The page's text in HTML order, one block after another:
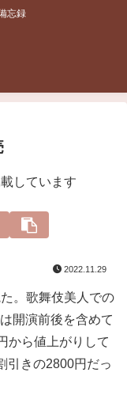
忘録
しています
2022.11.29
。歌舞伎美人での
開演前後を含めて
から値上がりして
引きの2800円だっ